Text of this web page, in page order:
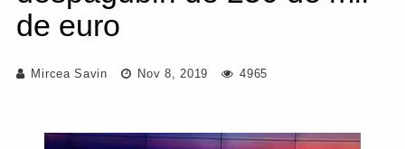
de euro
Mircea Savin Nov 8, 2019 4965